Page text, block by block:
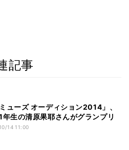
記事
ミューズ オーディション2014」、
年生の清原果耶さんがグランプリ
14 11:00